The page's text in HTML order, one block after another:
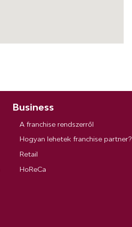
Business
A franchise rendszerről
Hogyan lehetek franchise partner?
Retail
HoReCa